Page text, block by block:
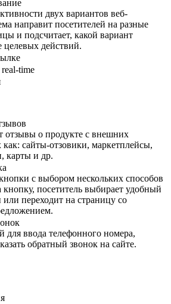
двух вариантов веб-
направит посетителей на разные
и подсчитает, какой вариант
целевых действий.
time
отзывы о продукте с внешних
сайты-отзовики, маркетплейсы,
карты и др.
с выбором нескольких способов
кнопку, посетитель выбирает удобный
или переходит на страницу со
для ввода телефонного номера,
обратный звонок на сайте.